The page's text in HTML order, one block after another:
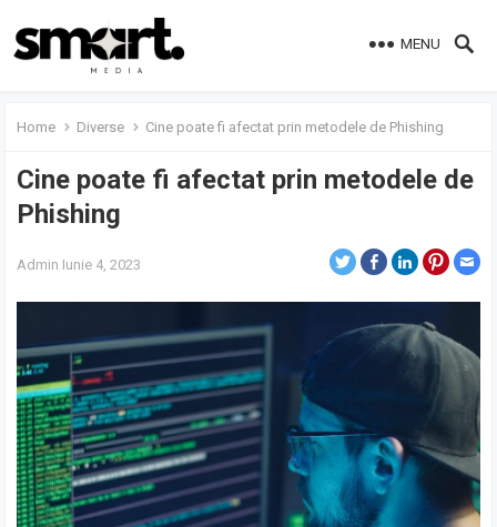
MENU
Home Diverse Cine poate fi afectat prin metodele de Phishing
Cine poate fi afectat prin metodele de
Phishing
Admin Iunie 4, 2023